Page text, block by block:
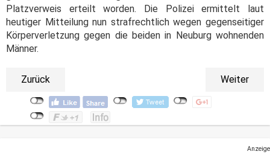
Platzverweis erteilt worden. Die Polizei ermittelt laut
heutiger Mitteilung nun strafrechtlich wegen gegenseitiger
Körperverletzung gegen die beiden in Neuburg wohnenden
Männer.
Zurück Weiter
Anzeige